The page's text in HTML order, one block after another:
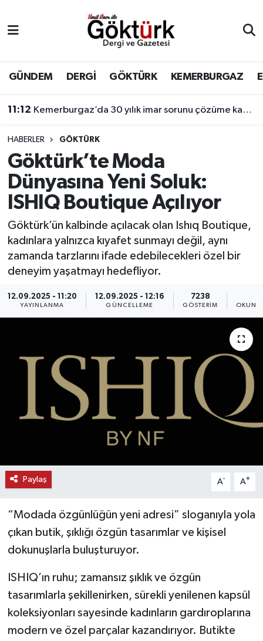
GÜNDEM DERGİ GÖKTÜRK KEMERBURGAZ
11:12 Kemerburgaz’da 30 yılık imar sorunu çözüme kavuşuyor
HABERLER GÖKTÜRK
Göktürk’te Moda
Dünyasına Yeni Soluk:
ISHIQ Boutique Açılıyor
Göktürk’ün kalbinde açılacak olan Ishıq Boutique,
kadınlara yalnızca kıyafet sunmayı değil, aynı
zamanda tarzlarını ifade edebilecekleri özel bir
deneyim yaşatmayı hedefliyor.
12.09.2025 - 11:20
YAYINLANMA
12.09.2025 - 12:16
GÜNCELLEME
7238
GÖSTERIM
Paylaş A- A+
“Modada özgünlüğün yeni adresi” sloganıyla yola
çıkan butik, şıklığı özgün tasarımlar ve kişisel
dokunuşlarla buluşturuyor.
ISHIQ’ın ruhu; zamansız şıklık ve özgün
tasarımlarla şekillenirken, sürekli yenilenen kapsül
koleksiyonları sayesinde kadınların gardıroplarına
modern ve özel parçalar kazandırıyor. Butikte
BİLİM
DERGİ
DÜNYA
EĞİTİM
EKONOMİ
GÖKTÜRK
GÜNDEM
ÖZEL HABER
TEKNOLOJİ
Eyüpsultan Hava Durumu
Eyüpsultan Trafik Yoğunluk Haritası
Süper Lig Puan Durumu ve Fikstür
Tüm Manşetler
Son Dakika Haberleri
Haber Arşivi